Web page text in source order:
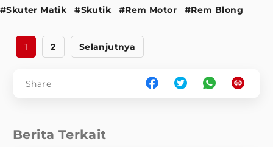
#Skuter Matik
#Skutik #Rem Motor #Rem Blong
1 2 Selanjutnya
Share
Berita Terkait